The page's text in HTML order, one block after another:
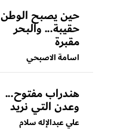
حين يصبح الوطن
حقيبة... والبحر
مقبرة
اسامة الاصبحي
هندراب مفتوح...
وعدن التي نريد
علي عبدالإله سلام